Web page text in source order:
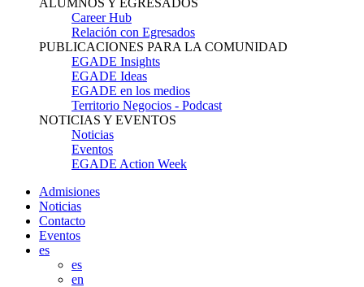
ALUMNOS Y EGRESADOS
Career Hub
Relación con Egresados
PUBLICACIONES PARA LA COMUNIDAD
EGADE Insights
EGADE Ideas
EGADE en los medios
Territorio Negocios - Podcast
NOTICIAS Y EVENTOS
Noticias
Eventos
EGADE Action Week
Admisiones
Noticias
Contacto
Eventos
es
es
en